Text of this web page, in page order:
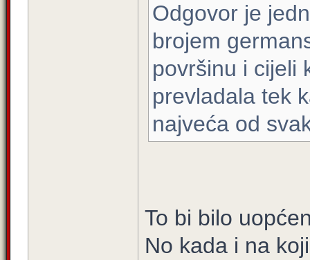
Odgovor je
brojem
površinu i cijeli
prevladala tek
najveća od
To bi bilo
No kada i na